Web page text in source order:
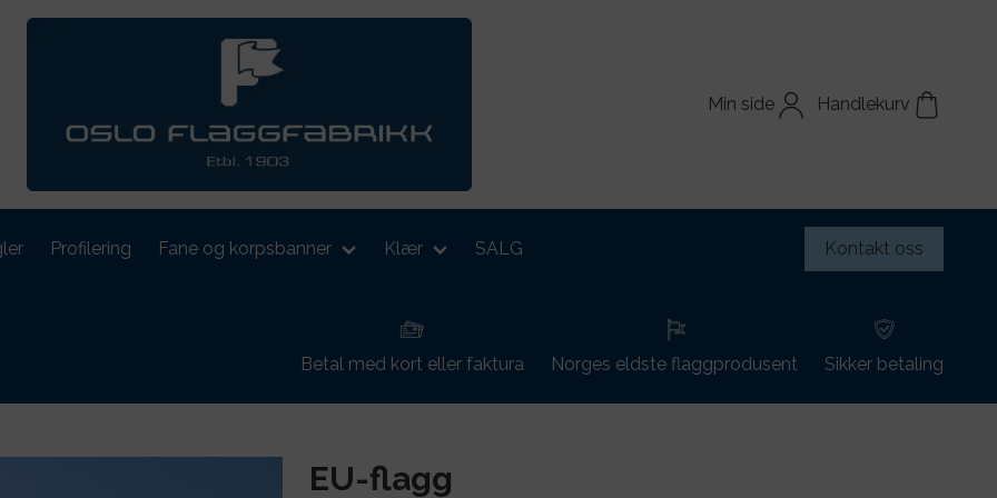
Min side Handlekurv
Profilering Fane og korpsbanner Klær SALG Kontakt oss
Betal med kort eller faktura Norges eldste flaggprodusent Sikker betaling
EU-flagg